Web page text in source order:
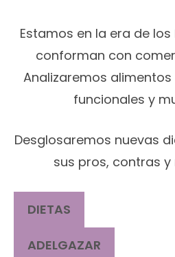
Estamos en la era de los
conforman con
Analizaremos
funcionales y
Desglosaremos nuevas
sus pros, contras
DIETAS
ADELGAZAR